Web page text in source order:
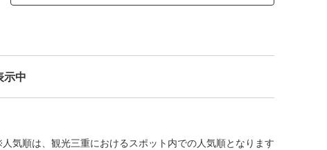
示中
気順は、観光三重におけるスポット内での人気順となります